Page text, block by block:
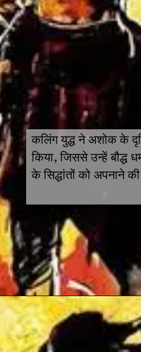
कलिंग युद्ध ने अशोक के
किया, जिससे उन्हें बौद्ध
के सिद्धांतों को अपनाने